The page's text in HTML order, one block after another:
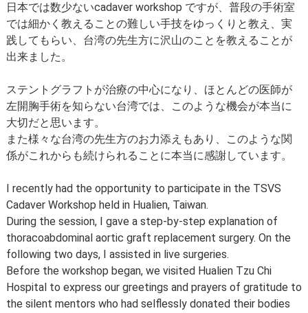
診察をご希望の方へ
大動脈瘤を指摘されたら？
遠方から来院される方は？ 外来予約について
セカンドオピニオン 治療費について
都道府県別紹介病院 良くある質問
お問い合わせ
外来予約をされた方へ
採用・医療関係の方へ
私どもの特色 治療目的と治療対象
日本では数少ないcadaver workshop ですが、普段の手術室
では細かく教えることの難しい手技をゆっくりと教え、実
践してもらい、台湾の先生方に沢山のことを教えることが
出来ました。
ステントグラフトが治療の中心になり、ほとんどの医師が
左開胸手術を知らない台湾では、このような機会が本当に
大切だと思います。
また様々な台湾の先生方のお力添えもあり、このような関
係がこれからも続けられることに本当に感謝しています。
I recently had the opportunity to participate in the TSVS
Cadaver Workshop held in Hualien, Taiwan.
During the session, I gave a step-by-step explanation of
thoracoabdominal aortic graft replacement surgery. On the
following two days, I assisted in live surgeries.
Before the workshop began, we visited Hualien Tzu Chi
Hospital to express our greetings and prayers of gratitude to
the silent mentors who had selflessly donated their bodies